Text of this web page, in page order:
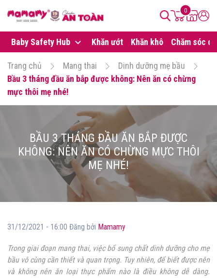
0
Baby Safety Hub Khăn ướt Khăn khô Chăm sóc da
Trang chủ Mang thai
Dinh dưỡng mẹ bầu
Bầu 3 tháng đầu ăn bắp được không: Nên ăn có chừng
mực thôi mẹ nhé!
BẦU 3 THÁNG ĐẦU ĂN BẮP ĐƯỢC
KHÔNG: NÊN ĂN CÓ CHỪNG MỰC THÔI
MẸ NHÉ!
31/12/2021 - 16:00 Đăng bởi Mamamy
Trong giai đoạn mang thai, việc bổ sung chất dinh dưỡng cho mẹ
bầu vô cùng cần thiết và quan trọng. Tuy nhiên, để biết được nên
và không nên ăn loại thực phẩm nào là điều không dễ dàng.